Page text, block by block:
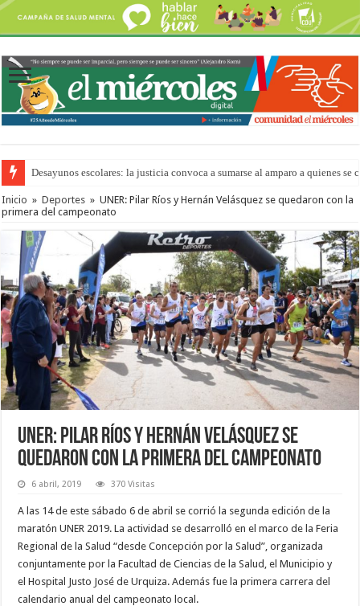
Desayunos escolares: la justicia convoca a sumarse al amparo a quienes se
“La Feria en tu Barrio” para agostocon sus días y horarios
Inicio » Deportes » UNER: Pilar Ríos y Hernán Velásquez se quedaron con la
primera del campeonato
UNER: Pilar Ríos y Hernán Velásquez se
quedaron con la primera del campeonato
6 abril, 2019 370 Visitas
A las 14 de este sábado 6 de abril se corrió la segunda edición de la
maratón UNER 2019. La actividad se desarrolló en el marco de la Feria
Regional de la Salud “desde Concepción por la Salud”, organizada
conjuntamente por la Facultad de Ciencias de la Salud, el Municipio y
el Hospital Justo José de Urquiza. Además fue la primera carrera del
calendario anual del campeonato local.